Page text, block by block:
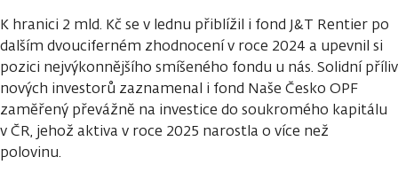
K hranici 2 mld. Kč se v lednu přiblížil i fond J&T Rentier po
dalším dvouciferném zhodnocení v roce 2024 a upevnil si
pozici nejvýkonnějšího smíšeného fondu u nás. Solidní příliv
nových investorů zaznamenal i fond Naše Česko OPF
zaměřený převážně na investice do soukromého kapitálu
v ČR, jehož aktiva v roce 2025 narostla o více než
polovinu.